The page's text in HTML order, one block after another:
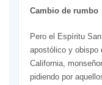
Cambio de rumbo
Pero el Espíritu
apostólico y obispo
California,
pidiendo por